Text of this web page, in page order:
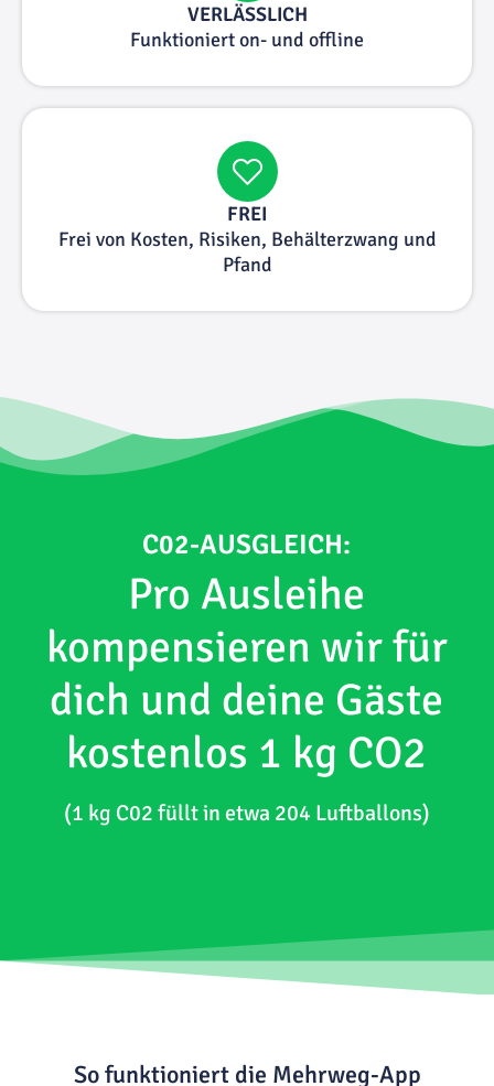
VERLÄSSLICH
Funktioniert on- und offline
FREI
Frei von Kosten, Risiken, Behälterzwang und
Pfand
C02-AUSGLEICH:
Pro Ausleihe
kompensieren wir für
dich und deine Gäste
kostenlos 1 kg CO2
(1 kg C02 füllt in etwa 204 Luftballons)
So funktioniert die Mehrweg-App